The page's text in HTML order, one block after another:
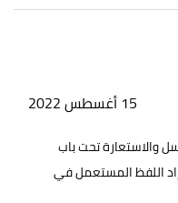
15 أغسطس 2022
والاستعارة تحت باب
اللفظ المستعمل في